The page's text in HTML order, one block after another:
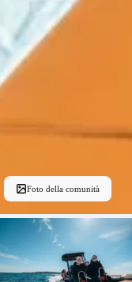
Foto della comunità